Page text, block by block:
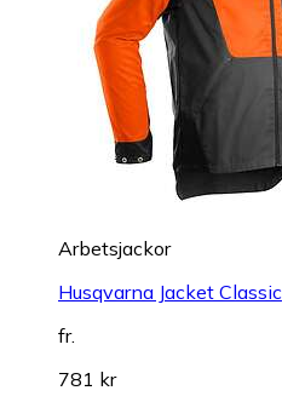
Arbetsjackor
Husqvarna Jacket Classic
fr.
781 kr